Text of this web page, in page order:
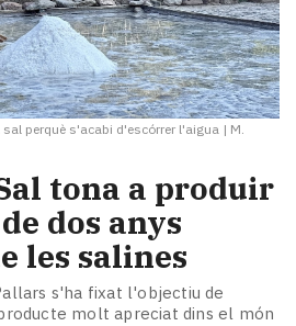
perquè s'acabi d'escórrer l'aigua | M.
tona a produir
dos anys
les salines
s'ha fixat l'objectiu de
molt apreciat dins el món